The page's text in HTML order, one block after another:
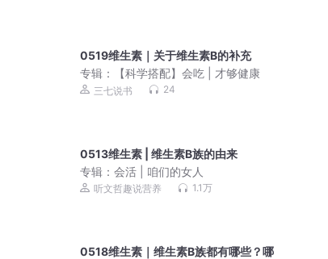
0519维生素｜关于维生素B的补充
专辑：
【科学搭配】会吃 | 才够健康
三七说书 24
0513维生素 | 维生素B族的由来
专辑：会活 | 咱们的女人
听文哲趣说营养 1.1万
0518维生素｜维生素B族都有哪些？哪